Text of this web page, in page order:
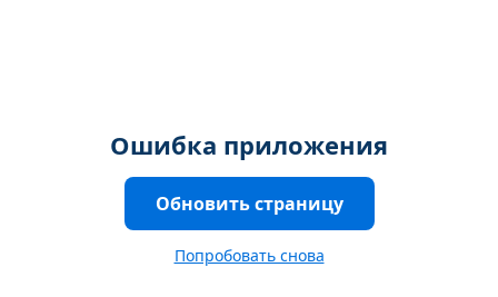
Ошибка приложения
Обновить страницу
Попробовать снова